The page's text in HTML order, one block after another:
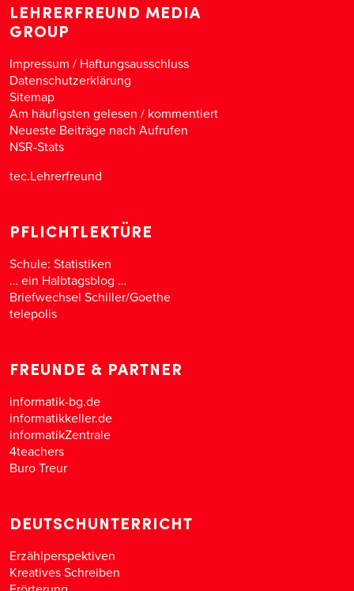
LEHRERFREUND MEDIA
GROUP
Impressum / Haftungsausschluss
Datenschutzerklärung
Sitemap
Am häufigsten gelesen / kommentiert
Neueste Beiträge nach Aufrufen
NSR-Stats
tec.Lehrerfreund
PFLICHTLEKTÜRE
Schule: Statistiken
… ein Halbtagsblog …
Briefwechsel Schiller/Goethe
telepolis
FREUNDE & PARTNER
informatik-bg.de
informatikkeller.de
informatikZentrale
4teachers
Buro Treur
DEUTSCHUNTERRICHT
Erzählperspektiven
Kreatives Schreiben